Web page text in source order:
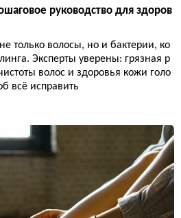
руководство для здоров
только волосы, но и бактерии, ко
Эксперты уверены: грязная р
волос и здоровья кожи голо
всё исправить